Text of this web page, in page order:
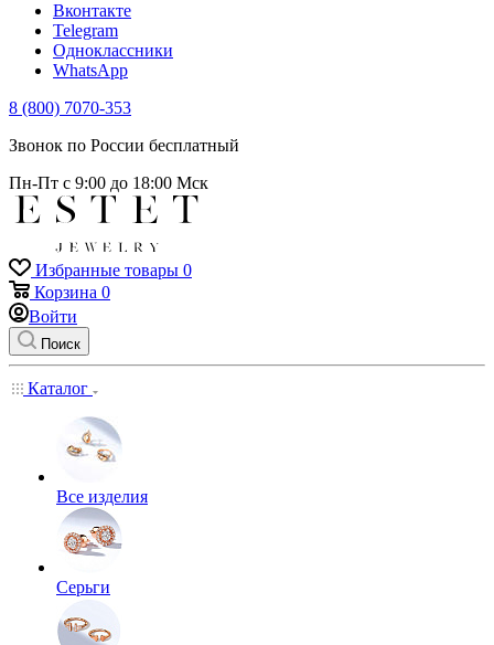
Вконтакте
Telegram
Одноклассники
WhatsApp
8 (800) 7070-353
Звонок по России бесплатный
Пн-Пт с 9:00 до 18:00 Мск
Избранные товары 0
Корзина 0
Войти
Поиск
Каталог
Все изделия
Серьги